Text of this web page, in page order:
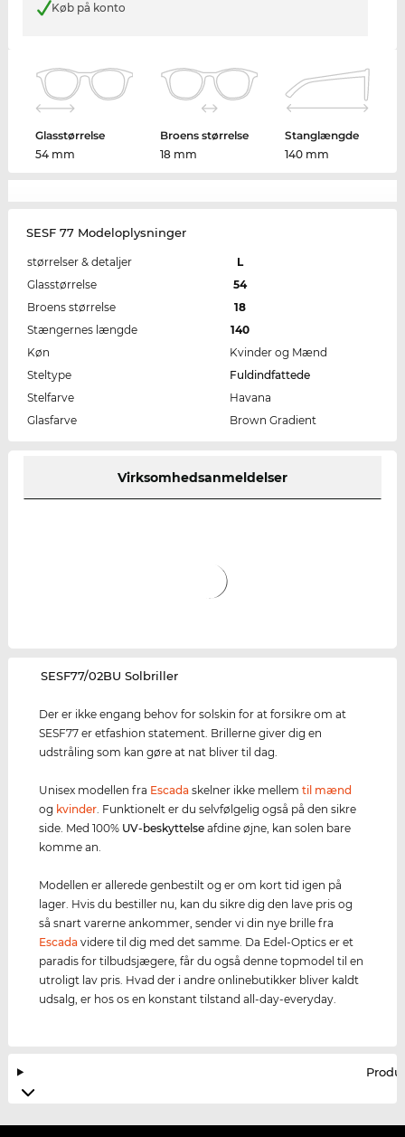
Køb på konto
Glasstørrelse
54 mm
Broens størrelse
18 mm
Stanglængde
140 mm
SESF 77 Modeloplysninger
størrelser & detaljer
L
Glasstørrelse
54
Broens størrelse
18
Stængernes længde
140
Køn
Kvinder og Mænd
Steltype
Fuldindfattede
Stelfarve
Havana
Glasfarve
Brown Gradient
Virksomhedsanmeldelser
‌SESF77/02BU Solbriller
Der er ikke engang behov for solskin for at forsikre om at
SESF77 er etfashion statement. Brillerne giver dig en
udstråling som kan gøre at nat bliver til dag.
Unisex modellen fra Escada skelner ikke mellemtil mænd
og kvinder . Funktionelt er du selvfølgelig også på den sikre
side. Med 100% UV-beskyttelse afdine øjne, kan solen bare
komme an.
Modellen er allerede genbestilt og er om kort tid igen på
lager. Hvis du bestiller nu, kan du sikre dig den lave pris og
så snart varerne ankommer, sender vi din nye brille fra
Escada videre til dig med det samme. Da Edel-Optics er et
paradis for tilbudsjægere, får du også denne topmodel til en
utroligt lav pris. Hvad der i andre onlinebutikker bliver kaldt
udsalg, er hos os en konstant tilstand all-day-everyday.